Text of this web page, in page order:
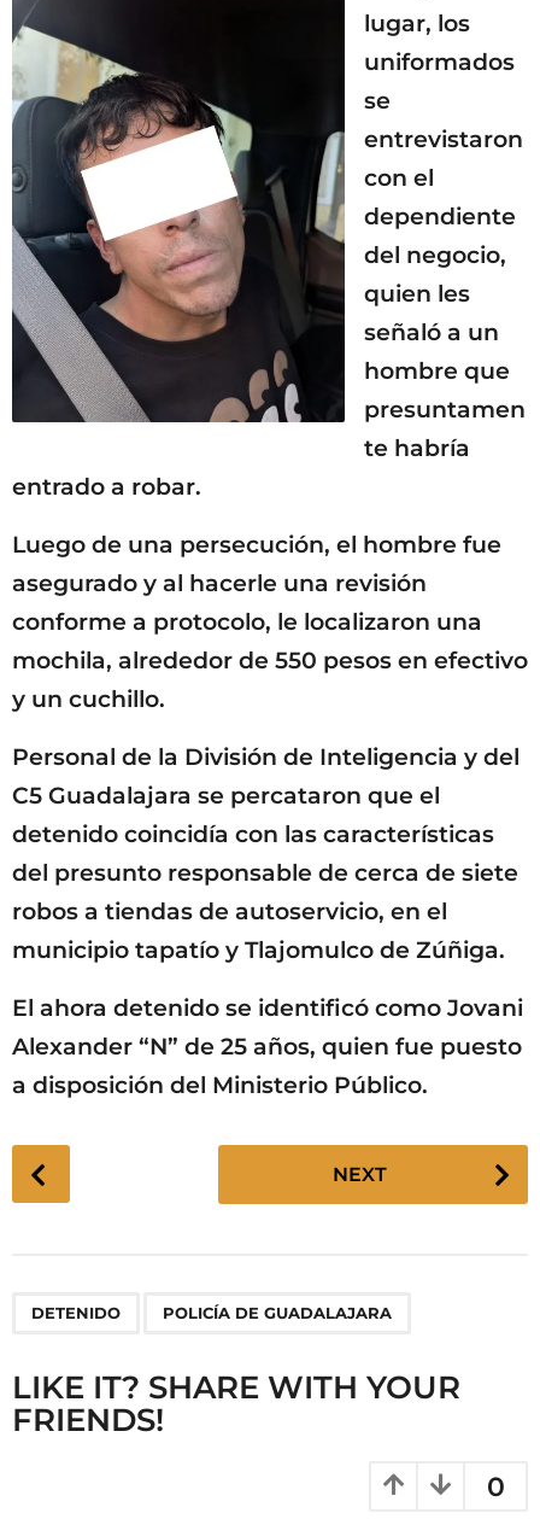
lugar, los
uniformados
se
entrevistaron
con el
dependiente
del negocio,
quien les
señaló a un
hombre que
presuntamen
te habría
entrado a robar.
Luego de una persecución, el hombre fue
asegurado y al hacerle una revisión
conforme a protocolo, le localizaron una
mochila, alrededor de 550 pesos en efectivo
y un cuchillo.
Personal de la División de Inteligencia y del
C5 Guadalajara se percataron que el
detenido coincidía con las características
del presunto responsable de cerca de siete
robos a tiendas de autoservicio, en el
municipio tapatío y Tlajomulco de Zúñiga.
El ahora detenido se identificó como Jovani
Alexander “N” de 25 años, quien fue puesto
a disposición del Ministerio Público.
P
o
i
n
NEXT
DETENIDO POLICÍA DE GUADALAJARA
LIKE IT? SHARE WITH YOUR
FRIENDS!
0